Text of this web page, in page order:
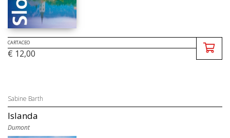
CARTACEO
€ 12,00
Sabine Barth
Islanda
Dumont